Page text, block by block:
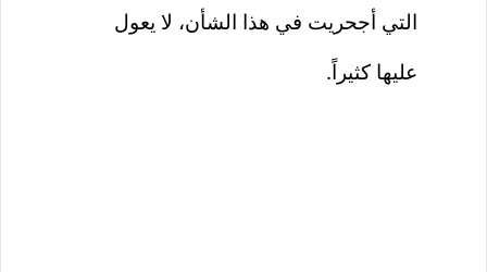
التي أجحريت في هذا الشأن، لا يعول
عليها كثيراً.